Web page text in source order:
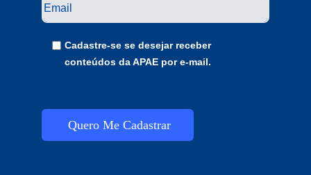
Cadastre-se se desejar receber
conteúdos da APAE por e-mail.
Quero Me Cadastrar